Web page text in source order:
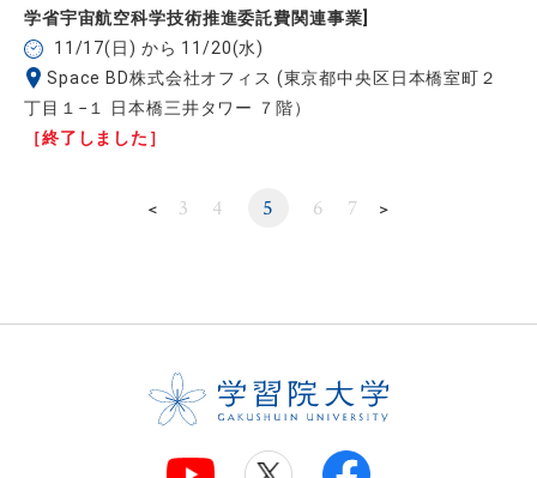
学省宇宙航空科学技術推進委託費関連事業]
11/17(日) から 11/20(水)
Space BD株式会社オフィス (東京都中央区日本橋室町２
丁目１−１ 日本橋三井タワー ７階）
［終了しました］
＜ 3 4 5 6 7 ＞